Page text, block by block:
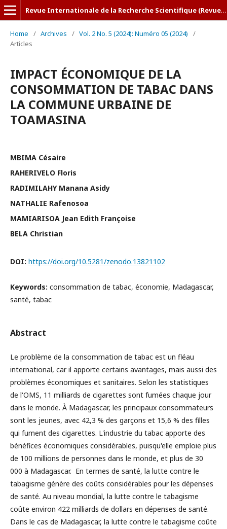
Revue Internationale de la Recherche Scientifique (Revue-IRS)
Home / Archives / Vol. 2 No. 5 (2024): Numéro 05 (2024)
/
Articles
IMPACT ÉCONOMIQUE DE LA
CONSOMMATION DE TABAC DANS
LA COMMUNE URBAINE DE
TOAMASINA
MBIMA Césaire
RAHERIVELO Floris
RADIMILAHY Manana Asidy
NATHALIE Rafenosoa
MAMIARISOA Jean Edith Françoise
BELA Christian
DOI: https://doi.org/10.5281/zenodo.13821102
Keywords: consommation de tabac, économie, Madagascar,
santé, tabac
Abstract
Le problème de la consommation de tabac est un fléau
international, car il apporte certains avantages, mais aussi des
problèmes économiques et sanitaires. Selon les statistiques
de l'OMS, 11 milliards de cigarettes sont fumées chaque jour
dans le monde. À Madagascar, les principaux consommateurs
sont les jeunes, avec 42,3 % des garçons et 15,6 % des filles
qui fument des cigarettes. L'industrie du tabac apporte des
bénéfices économiques considérables, puisqu'elle emploie plus
de 100 millions de personnes dans le monde, et plus de 30
000 à Madagascar. En termes de santé, la lutte contre le
tabagisme génère des coûts considérables pour les dépenses
de santé. Au niveau mondial, la lutte contre le tabagisme
coûte environ 422 milliards de dollars en dépenses de santé.
Dans le cas de Madagascar, la lutte contre le tabagisme coûte